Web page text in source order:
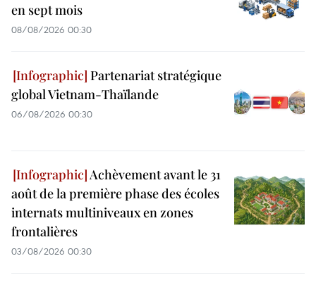
en sept mois
08/08/2026 00:30
Partenariat stratégique
global Vietnam-Thaïlande
06/08/2026 00:30
Achèvement avant le 31
août de la première phase des écoles
internats multiniveaux en zones
frontalières
03/08/2026 00:30